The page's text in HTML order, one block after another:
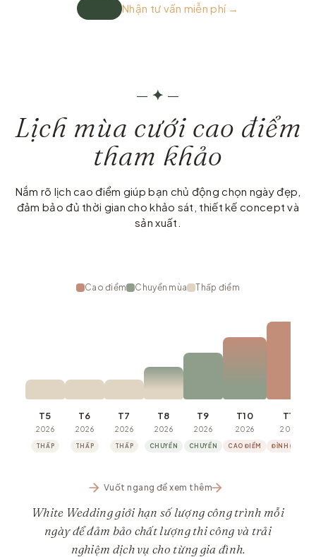
Nhận tư vấn miễn phí →
— ✦ —
Lịch mùa cưới cao điểm
tham khảo
Nắm rõ lịch cao điểm giúp bạn chủ động chọn ngày đẹp,
đảm bảo đủ thời gian cho khảo sát, thiết kế concept và
sản xuất.
Cao điểm Chuyển mùa Thấp điểm
T5
2026
THẤP
T6
2026
THẤP
T7
2026
THẤP
T8
2026
CHUYỂN
T9
2026
CHUYỂN
T10
2026
CAO ĐIỂM
T11
2026
ĐỈNH ĐIỂM
Vuốt ngang để xem thêm
White Wedding giới hạn số lượng công trình mỗi
ngày để đảm bảo chất lượng thi công và trải
nghiệm dịch vụ cho từng gia đình.